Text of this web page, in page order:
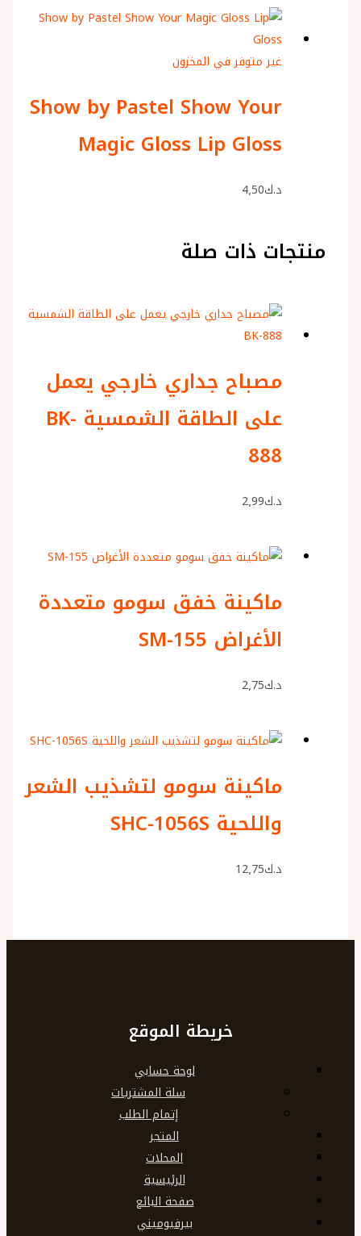
غير متوفر في المخزون
Show by Pastel Show Your
Magic Gloss Lip Gloss
د.ك4٫50
منتجات ذات صلة
مصباح جداري خارجي يعمل
على الطاقة الشمسية BK-
888
د.ك2٫99
ماكينة خفق سومو متعددة
الأغراض SM-155
د.ك2٫75
ماكينة سومو لتشذيب الشعر
واللحية SHC-1056S
د.ك12٫75
خريطة الموقع
لوحة حسابي
سلة المشتريات
إتمام الطلب
المتجر
المحلات
الرئيسية
صفحة البائع
بيرفيوميني